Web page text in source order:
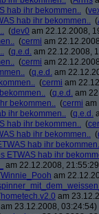
hab ihr bekommen.. (
hab ihr bekommen.. (
(dev0 am 22.12.2008,
(cermi am
(q.e.d. am 22.12.2008,
(cermi am
(q.e.d. am
(cermi am
(q.e.d. am
bekommen.. (cermi am
ihr bekommen.. (q.e.d.
hab ihr bekommen.. (
hab ihr bekommen.. (
hab ihr
ETWAS hab ihr
am 22.12.2008,
Winnie_Pooh am
hometech.v2.0 am
am 23.12.2008, 03:24:54)